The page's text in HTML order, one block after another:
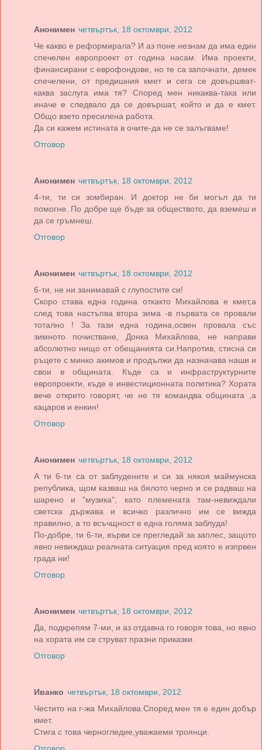
Анонимен четвъртък, 18 октомври, 2012
Че какво е реформирала? И аз поне незнам да има един
спечелен европроект от година насам. Има проекти,
финансирани с еврофондове, но те са започнати, демек
спечелени, от предишния кмет и сега се довършват-
каква заслуга има тя? Според мен никаква-така или
иначе е следвало да се довършат, който и да е кмет.
Общо взето пресилена работа.
Да си кажем истината в очите-да не се залъгваме!
Отговор
Анонимен четвъртък, 18 октомври, 2012
4-ти, ти си зомбиран. И доктор не би могъл да ти
помогне. По добре ще бъде за обществото, да вземеш и
да се гръмнеш.
Отговор
Анонимен четвъртък, 18 октомври, 2012
6-ти, не ни занимавай с глупостите си!
Скоро става една година откакто Михайлова е кмет,а
след това настъпва втора зима -в първата се провали
тотално ! За тази една година,освен провала със
зимното почистване, Донка Михайлова, не направи
абсолютно нищо от обещанията си.Напротив, стисна си
ръцете с минко акимов и продължи да назначава наши и
свои в общината. Къде са и инфраструктурните
европроекти, къде е инвестиционната политика? Хората
вече открито говорят, че не тя командва общината ,а
кацаров и енкин!
Отговор
Анонимен четвъртък, 18 октомври, 2012
А ти 6-ти са от заблудените и си за някоя маймунска
република, щом казваш на бялото черно и се радваш на
шарено и "музика", като племената там-невиждали
светска държава и всичко различно им се вижда
правилно, а то всъчщност е една голяма заблуда!
По-добре, ти 6-ти, върви се прегледай за заплес, защото
явно невиждаш реалната ситуация пред която е изпрвен
града ни!
Отговор
Анонимен четвъртък, 18 октомври, 2012
Да, подкрепям 7-ми, и аз отдавна го говоря това, но явно
на хората им се струват празни приказки.
Отговор
Иванко четвъртък, 18 октомври, 2012
Честито на г-жа Михайлова.Според мен тя е един добър
кмет.
Стига с това черногледие,уважаеми троянци.
Отговор